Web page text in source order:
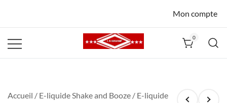
Mon compte
0
Accueil / E-liquide Shake and Booze / E-liquide